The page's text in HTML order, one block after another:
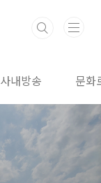
사내방송 문화